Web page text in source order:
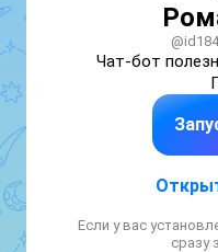
Чат-бот
Если у вас
сразу